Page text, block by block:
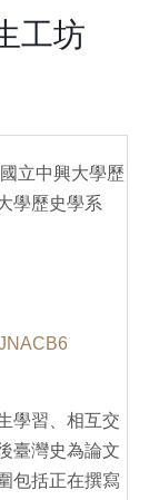
工坊
立中興大學歷
學歷史學系
學習、相互交
臺灣史為論文
包括正在撰寫